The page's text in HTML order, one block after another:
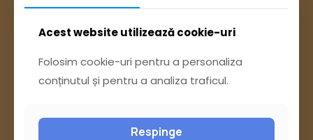
Ai întrebări? Accesează
Pagina Contact
Report
Acest website utilizează cookie-uri
Folosim cookie-uri pentru a personaliza
conținutul și pentru a analiza traficul.
Respinge